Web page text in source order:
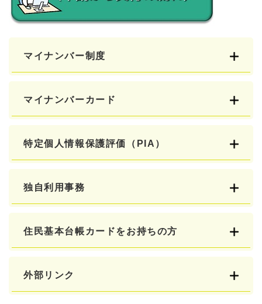
マイナンバー制度
マイナンバーカード
特定個人情報保護評価（PIA）
独自利用事務
住民基本台帳カードをお持ちの方
外部リンク